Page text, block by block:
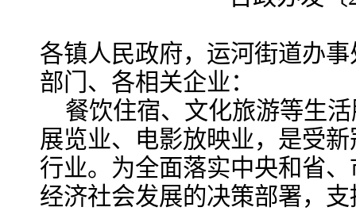
各镇人民政府，运河街道办
部门、各相关企业：
餐饮住宿、文化旅游等生
展览业、电影放映业，是受
行业。为全面落实中央和省
经济社会发展的决策部署，